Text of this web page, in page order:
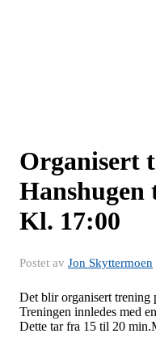
Organisert
Hanshugen
Kl. 17:00
Postet av Jon Skyttermoen
Det blir organisert trening
Treningen innledes med
Dette tar fra 15 til 20